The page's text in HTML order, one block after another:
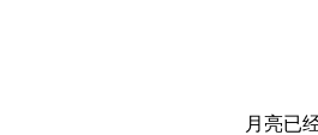
月亮已